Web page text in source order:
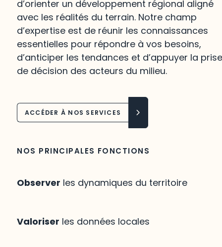
d’orienter un développement régional aligné
avec les réalités du terrain. Notre champ
d’expertise est de réunir les connaissances
essentielles pour répondre à vos besoins,
d’anticiper les tendances et d’appuyer la
de décision des acteurs du milieu.
ACCÉDER À NOS SERVICES
NOS PRINCIPALES FONCTIONS
Observer les dynamiques du territoire
Valoriser les données locales